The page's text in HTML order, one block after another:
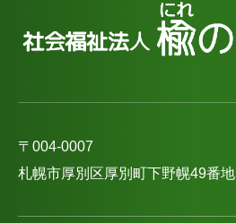
〒004-0007
札幌市厚別区厚別町下野幌49番地